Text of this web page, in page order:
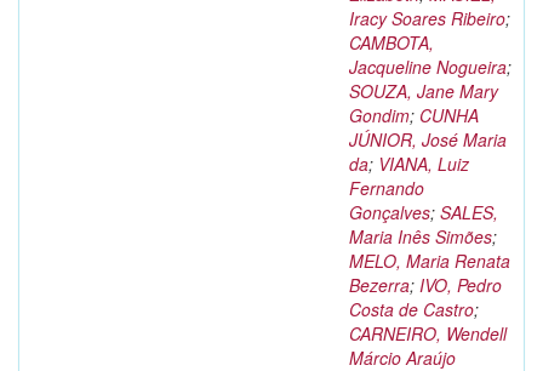
Iracy Soares Ribeiro;
CAMBOTA,
Jacqueline Nogueira;
SOUZA, Jane Mary
Gondim; CUNHA
JÚNIOR, José Maria
da; VIANA, Luiz
Fernando
Gonçalves; SALES,
Maria Inês Simões;
MELO, Maria Renata
Bezerra; IVO, Pedro
Costa de Castro;
CARNEIRO, Wendell
Márcio Araújo